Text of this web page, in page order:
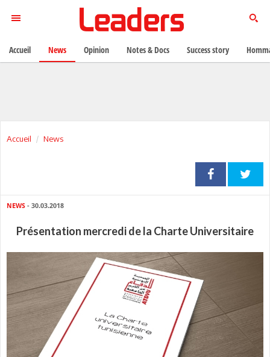
Accueil News
NEWS - 30.03.2018
Présentation mercredi de la Charte Universitaire
Accueil News Opinion Notes & Docs Success story